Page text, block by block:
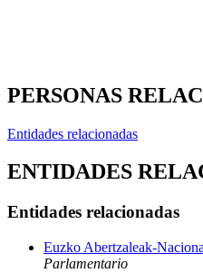
PERSONAS
Entidades relacionadas
ENTIDADES
Entidades relacionadas
Euzko Abertzaleak-
Parlamentario